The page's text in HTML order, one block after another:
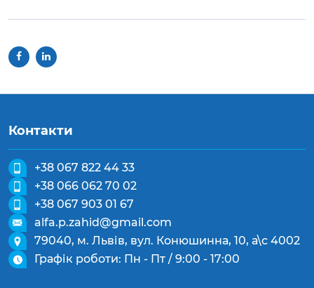
Контакти
+38 067 822 44 33
+38 066 062 70 02
+38 067 903 01 67
alfa.p.zahid@gmail.com
79040, м. Львів, вул. Конюшинна, 10, а\с 4002
Графік роботи: Пн - Пт / 9:00 - 17:00